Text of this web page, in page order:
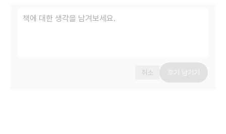
취소 후기 남기기